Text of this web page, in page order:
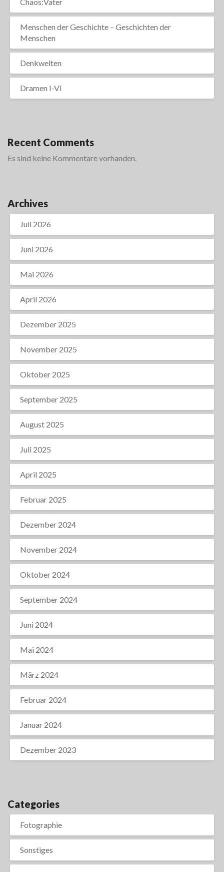
Menschen der Geschichte – Geschichten der
Menschen
Denkwelten
Dramen I-VI
Recent Comments
Es sind keine Kommentare vorhanden.
Archives
Juli 2026
Juni 2026
Mai 2026
April 2026
Dezember 2025
November 2025
Oktober 2025
September 2025
August 2025
Juli 2025
April 2025
Februar 2025
Dezember 2024
November 2024
Oktober 2024
September 2024
Juni 2024
Mai 2024
März 2024
Februar 2024
Januar 2024
Dezember 2023
Categories
Fotographie
Sonstiges